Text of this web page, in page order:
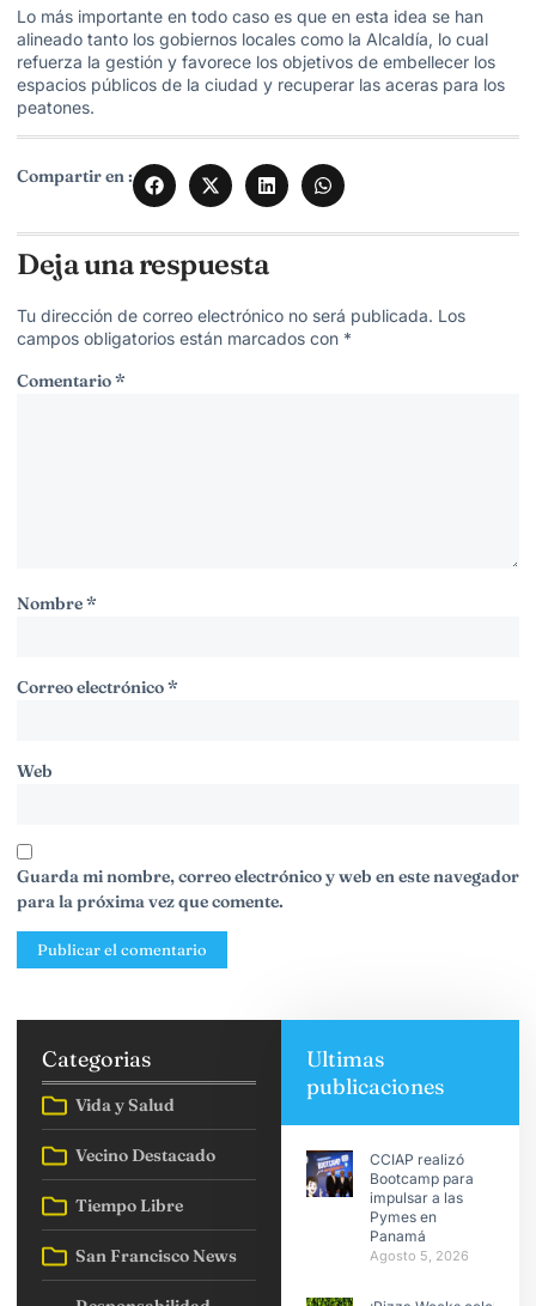
Lo más importante en todo caso es que en esta idea se han
alineado tanto los gobiernos locales como la Alcaldía, lo cual
refuerza la gestión y favorece los objetivos de embellecer los
espacios públicos de la ciudad y recuperar las aceras para los
peatones.
Compartir en :
Deja una respuesta
Tu dirección de correo electrónico no será publicada. Los
campos obligatorios están marcados con *
Comentario*
Nombre*
Correo electrónico*
Web
Guarda mi nombre, correo electrónico y web en este navegador
para la próxima vez que comente.
Categorias
Vida y Salud
Vecino Destacado
Tiempo Libre
San Francisco News
Ultimas
publicaciones
CCIAP realizó
Bootcamp para
impulsar a las
Pymes en
Panamá
Agosto 5, 2026